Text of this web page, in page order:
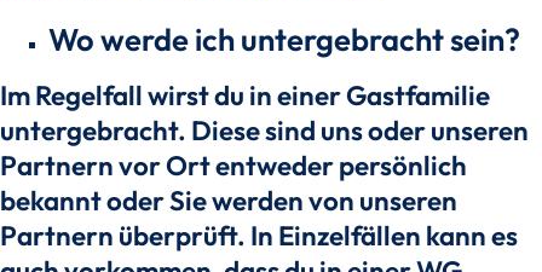
Wo werde ich untergebracht sein?
Im Regelfall wirst du in einer Gastfamilie
untergebracht. Diese sind uns oder unseren
Partnern vor Ort entweder persönlich
bekannt oder Sie werden von unseren
Partnern überprüft. In Einzelfällen kann es